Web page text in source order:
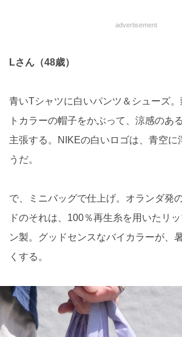
advertisement
Lさん（48歳）
青いTシャツに白いパンツ＆シューズ
トカラーの帽子をかぶって、涼感のあ
主張する。NIKEの白いロゴは、青空に
うだ。
で、ミニバッグで仕上げ。オランダ発
ドのそれは、100％再生糸を用いたリ
ン製。グッドセンスなバイカラーが、
くする。